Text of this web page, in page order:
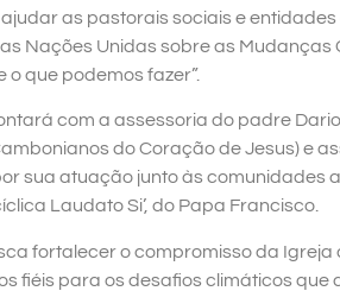
as pastorais sociais e
Nações Unidas sobre as Mudanças
o que podemos fazer”.
com a assessoria do padre
do Coração de Jesus) e
sua atuação junto às comunidades
Laudato Si’, do Papa Francisco.
fortalecer o compromisso da
fiéis para os desafios climáticos que